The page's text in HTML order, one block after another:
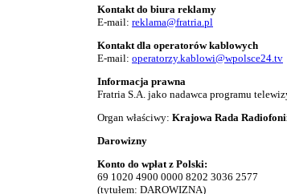
Kontakt do biura reklamy
E-mail: reklama@fratria.pl
Kontakt dla operatorów kablowych
E-mail: operatorzy.kablowi@wpolsce24.tv
Informacja prawna
Fratria S.A. jako nadawca programu
Organ właściwy: Krajowa Rada
Darowizny
Konto do wpłat z Polski:
69 1020 4900 0000 8202 3036 2577
(tytułem: DAROWIZNA)